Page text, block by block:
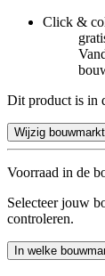
Click &
Dit product is in
Wijzig bouwmarkt
Voorraad in de
Selecteer jouw
controleren.
In welke